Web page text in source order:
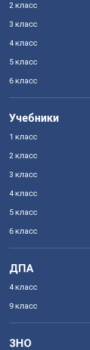
2 класс
3 класс
4 класс
5 класс
6 класс
Учебники
1 класс
2 класс
3 класс
4 класс
5 класс
6 класс
ДПА
4 класс
9 класс
ЗНО